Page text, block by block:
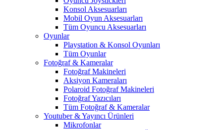
Konsol Aksesuarları
Mobil Oyun Aksesuarları
Tüm Oyuncu Aksesuarları
Oyunlar
Playstation & Konsol Oyunları
Tüm Oyunlar
Fotoğraf & Kameralar
Fotoğraf Makineleri
Aksiyon Kameraları
Polaroid Fotoğraf Makineleri
Fotoğraf Yazıcıları
Tüm Fotoğraf & Kameralar
Youtuber & Yayıncı Ürünleri
Mikrofonlar